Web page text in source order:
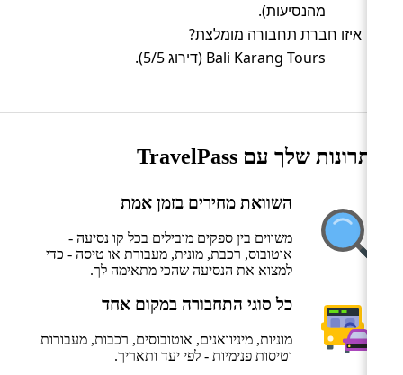
מהנסיעות).
איזו חברת תחבורה מומלצת?
Bali Karang Tours (דירוג 5/5).
היתרונות שלך עם TravelPass
השוואת מחירים בזמן אמת
משווים בין ספקים מובילים בכל קו נסיעה -
אוטובוס, רכבת, מונית, מעבורת או טיסה - כדי
למצוא את הנסיעה שהכי מתאימה לך.
כל סוגי התחבורה במקום אחד
מוניות, מיניוואנים, אוטובוסים, רכבות, מעבורות
וטיסות פנימיות - לפי יעד ותאריך.